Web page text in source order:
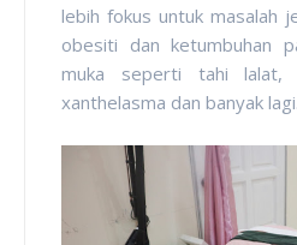
lebih fokus untuk masalah
obesiti dan ketumbuhan
muka seperti tahi lalat,
xanthelasma dan banyak lagi.